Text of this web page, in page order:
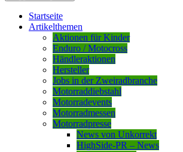
Startseite
Artikelthemen
Aktionen für Kinder
Enduro / Motocross
Händleraktionen
Hersteller
Jobs in der Zweiradbranche
Motorraddiebstahl
Motorradevents
Motorradmessen
Motorradpresse
News von Unkorrekt
HighSide-PR – News